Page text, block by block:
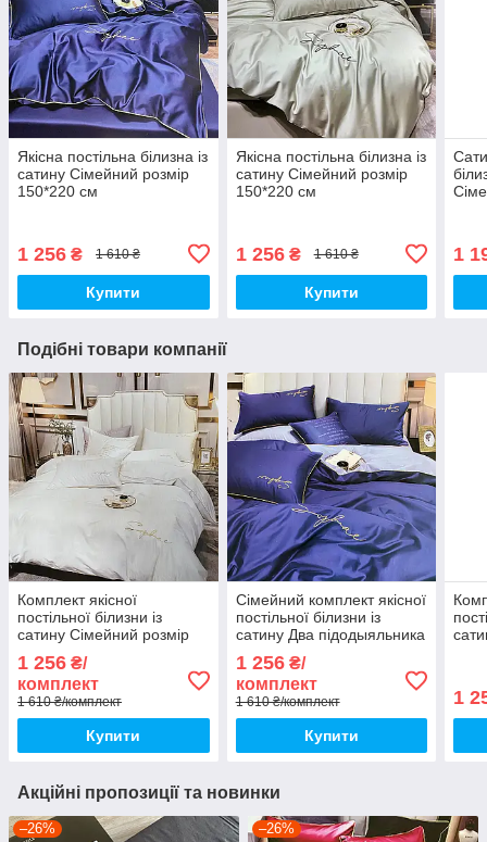
Якісна постільна білизна із
сатину Сімейний розмір
150*220 см
1 256 ₴ 1 610 ₴
Купити
Якісна постільна білизна із
сатину Сімейний розмір
150*220 см
1 256₴ 1 610 ₴
Купити
1
Подібні товари компанії
Комплект якісної
постільної білизни із
сатину Сімейний розмір
150*220 см
1 256 ₴/
комплект
1 610 ₴/комплект
Купити
Сімейний комплект якісної
постільної білизни із
сатину Два підодыяльника
розмір 150*220 см
1 256₴/
комплект
1 610 ₴/комплект
Купити
1
Акційні пропозиції та новинки
–26% –26%